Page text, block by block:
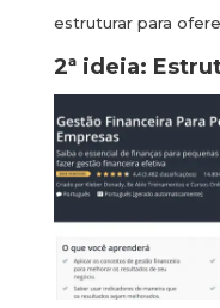
estruturar para
2ª ideia: